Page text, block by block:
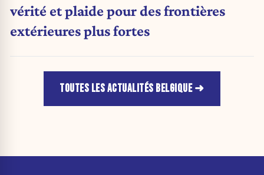
vérité et plaide pour des frontières
extérieures plus fortes
TOUTES LES ACTUALITÉS BELGIQUE